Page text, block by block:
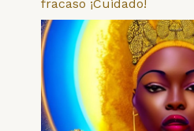
fracaso ¡Cuidado!